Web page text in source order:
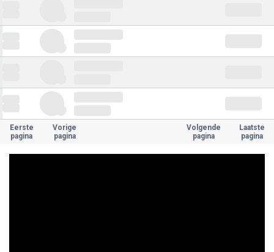
Eerste
pagina
Vorige
pagina
Volgende
pagina
Laatste
pagina